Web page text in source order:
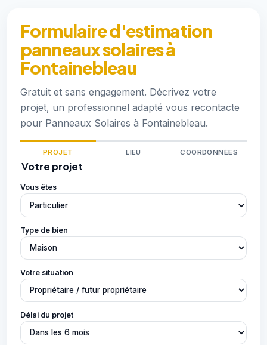
Formulaire d'estimation
panneaux solaires à
Fontainebleau
Gratuit et sans engagement. Décrivez votre
projet, un professionnel adapté vous recontacte
pour Panneaux Solaires à Fontainebleau.
PROJET LIEU COORDONNÉES
Votre projet
Vous êtes
Type de bien
Votre situation
Délai du projet